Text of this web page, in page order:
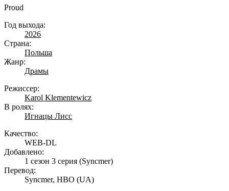
Proud
Год выхода:
2026
Страна:
Польша
Жанр:
Драмы
Режиссер:
Karol Klementewicz
В ролях:
Игнацы Лисс
Качество:
WEB-DL
Добавлено:
1 сезон 3 серия (Syncmer)
Перевод:
Syncmer, HBO (UA)